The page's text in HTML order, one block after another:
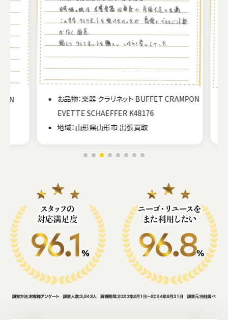
お品物：楽器 クラリネット BUFFET CRAMPON
EVETTE SCHAEFFER K48176
地域：山形県山形市 出張買取